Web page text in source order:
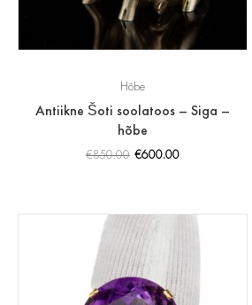
Hõbe
Antiikne Šoti soolatoos – Siga –
hõbe
€850.00 €600.00